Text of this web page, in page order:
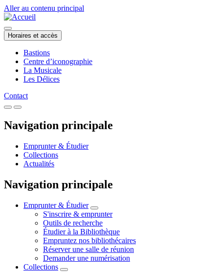
Aller au contenu principal
Horaires et accès
Bastions
Centre d’iconographie
La Musicale
Les Délices
Contact
Navigation principale
Emprunter & Étudier
Collections
Actualités
Navigation principale
Emprunter & Étudier
S'inscrire & emprunter
Outils de recherche
Étudier à la Bibliothèque
Empruntez nos bibliothécaires
Réserver une salle de réunion
Demander une numérisation
Collections